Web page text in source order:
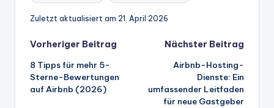
Zuletzt aktualisiert am 21. April 2026
Beitrags-
Navigation
Vorheriger Beitrag
8 Tipps für mehr 5-
Sterne-Bewertungen
auf Airbnb (2026)
Nächster Beitrag
Airbnb-Hosting-
Dienste: Ein
umfassender Leitfaden
für neue Gastgeber